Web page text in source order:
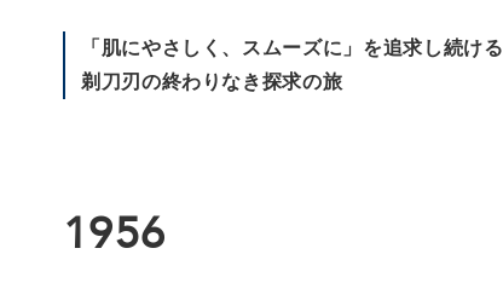
「肌にやさしく、スムーズに」を追求し続ける
剃刀刃の終わりなき探求の旅
1956